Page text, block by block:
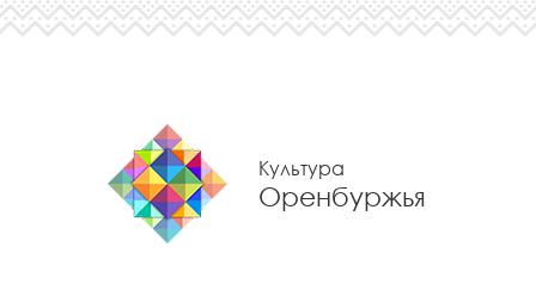
Культура
Оренбуржья